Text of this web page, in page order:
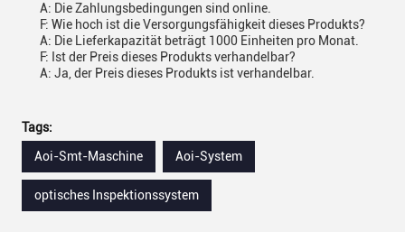
A: Die Zahlungsbedingungen sind online.
F: Wie hoch ist die Versorgungsfähigkeit dieses Produkts?
A: Die Lieferkapazität beträgt 1000 Einheiten pro Monat.
F: Ist der Preis dieses Produkts verhandelbar?
A: Ja, der Preis dieses Produkts ist verhandelbar.
Tags:
Aoi-Smt-Maschine
Aoi-System
optisches Inspektionssystem